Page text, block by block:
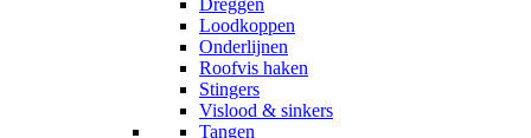
Dreggen
Loodkoppen
Onderlijnen
Roofvis haken
Stingers
Vislood & sinkers
Tangen